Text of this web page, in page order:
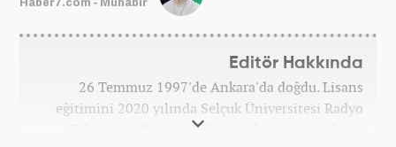
Editör Hakkında
26 Temmuz 1997'de Ankara'da doğdu. Lisans
eğitimini 2020 yılında Selçuk Üniversitesi Radyo
Televizyon Sinema bölümünden mezun olarak